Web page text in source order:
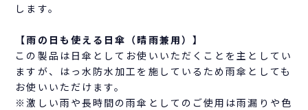
します。
【雨の日も使える日傘（晴雨兼用）】
この製品は日傘としてお使いいただくことを主としてい
ますが、はっ水防水加工を施しているため雨傘としても
お使いいただけます。
※激しい雨や長時間の雨傘としてのご使用は雨漏りや色